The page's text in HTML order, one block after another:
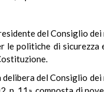
del Consiglio
le politiche di
del Consiglio